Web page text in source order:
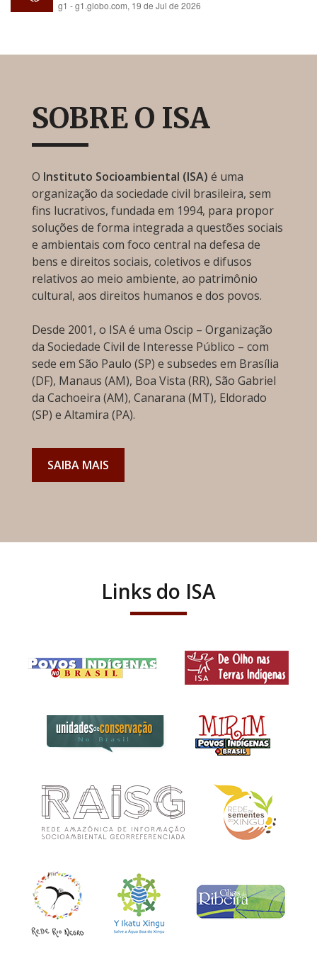
para maioria branca
g1 - g1.globo.com, 19 de Jul de 2026
SOBRE O ISA
O Instituto Socioambiental (ISA) é uma
organização da sociedade civil brasileira, sem
fins lucrativos, fundada em 1994, para propor
soluções de forma integrada a questões sociais
e ambientais com foco central na defesa de
bens e direitos sociais, coletivos e difusos
relativos ao meio ambiente, ao patrimônio
cultural, aos direitos humanos e dos povos.
Desde 2001, o ISA é uma Oscip – Organização
da Sociedade Civil de Interesse Público – com
sede em São Paulo (SP) e subsedes em Brasília
(DF), Manaus (AM), Boa Vista (RR), São Gabriel
da Cachoeira (AM), Canarana (MT), Eldorado
(SP) e Altamira (PA).
SAIBA MAIS
Links do ISA